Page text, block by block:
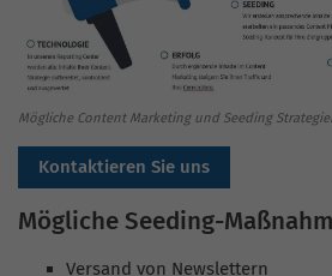
Mögliche Content Marketing und Seeding
Kontaktieren Sie uns
Mögliche Seeding-
Versand von Newslettern